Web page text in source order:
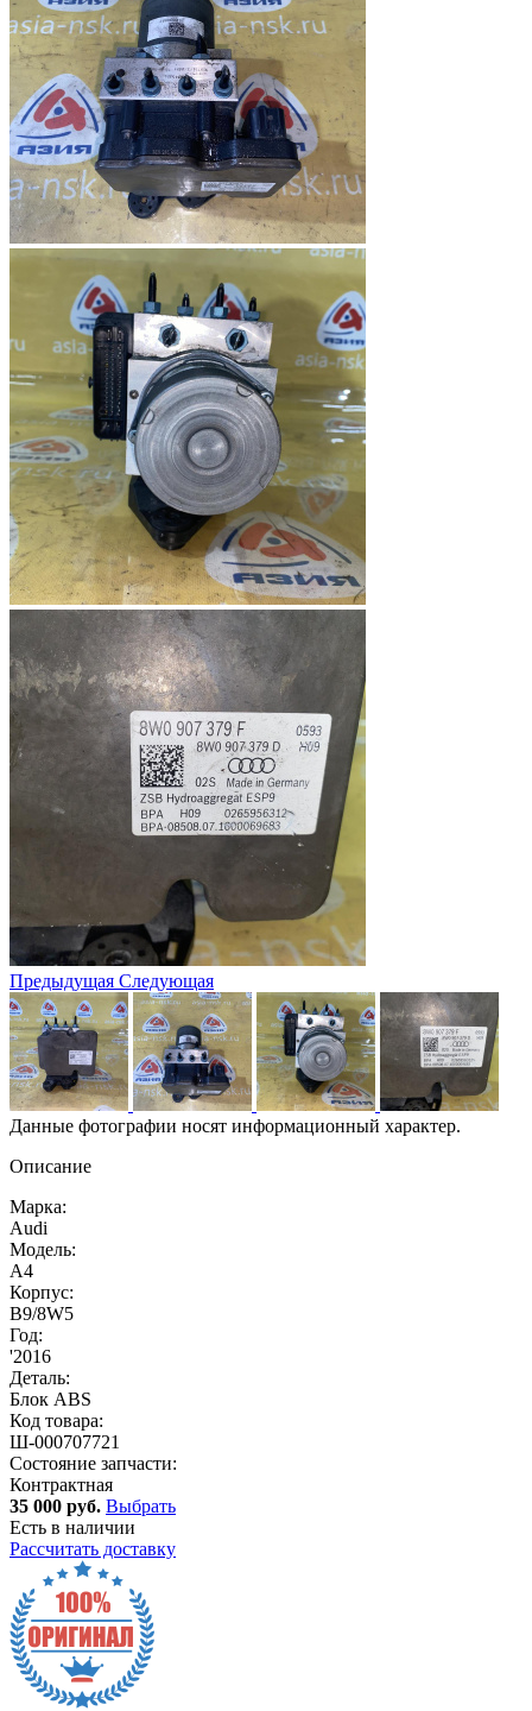
Предыдущая Следующая
Данные фотографии носят информационный характер.
Описание
Марка:
Audi
Модель:
A4
Корпус:
B9/8W5
Год:
'2016
Деталь:
Блок ABS
Код товара:
Ш-000707721
Состояние запчасти:
Контрактная
35 000 руб. Выбрать
Есть в наличии
Рассчитать доставку